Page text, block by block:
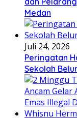
Medan
Juli 24, 2026
Peringatan
Sekolah